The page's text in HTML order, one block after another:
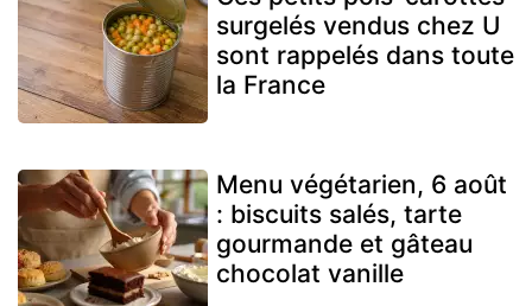
surgelés vendus chez U
sont rappelés dans toute
la France
Menu végétarien, 6 août
: biscuits salés, tarte
gourmande et gâteau
chocolat vanille